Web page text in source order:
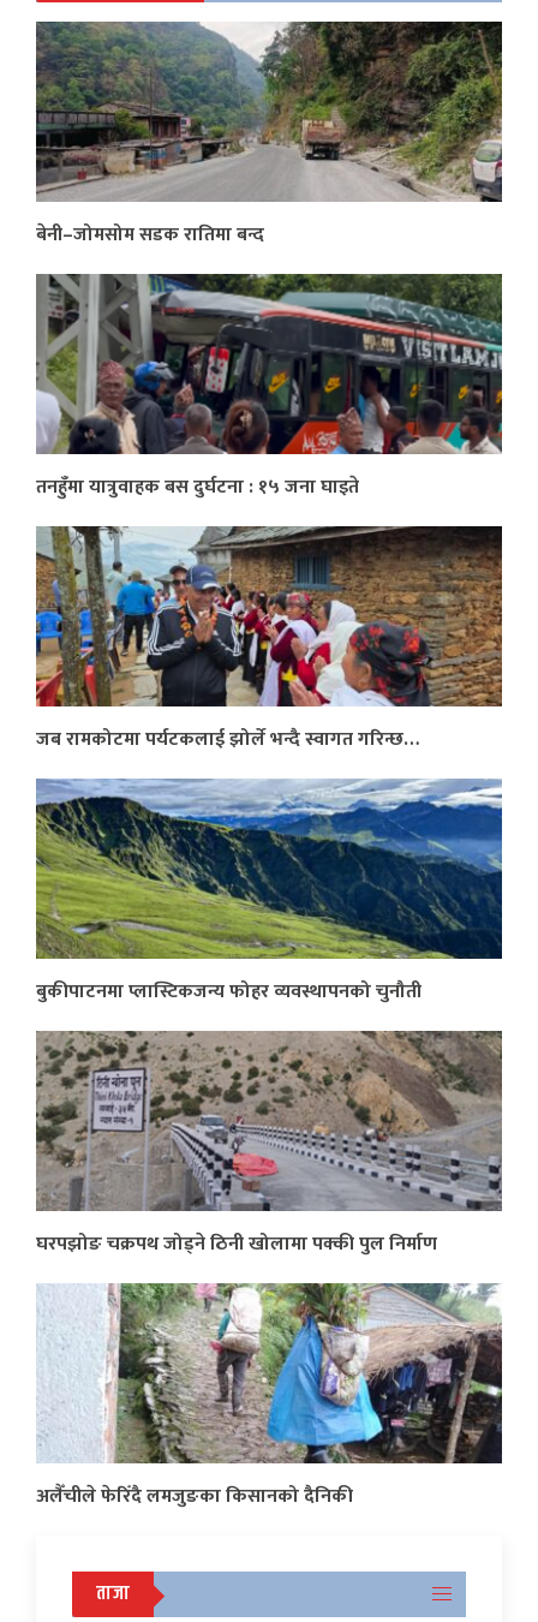
बेनी–जोमसोम सडक रातिमा बन्द
तनहुँमा यात्रुवाहक बस दुर्घटना : १५ जना घाइते
जब रामकोटमा पर्यटकलाई झोर्ले भन्दै स्वागत गरिन्छ…
बुकीपाटनमा प्लास्टिकजन्य फोहर व्यवस्थापनको चुनौती
घरपझोङ चक्रपथ जोड्ने ठिनी खोलामा पक्की पुल निर्माण
अलैँचीले फेरिँदै लमजुङका किसानको दैनिकी
ताजा